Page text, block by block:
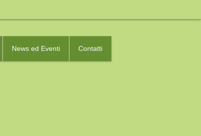
News ed Eventi Contatti